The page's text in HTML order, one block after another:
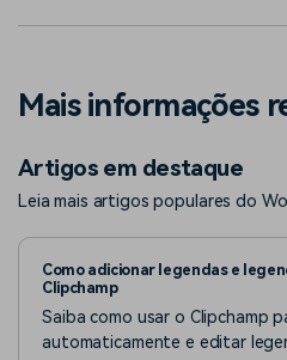
Mais informações
Artigos em destaque
Leia mais artigos populares do
Como adicionar legendas e
Clipchamp
Saiba como usar o Clipchamp
automaticamente e editar